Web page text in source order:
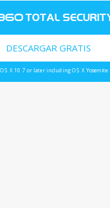
DESCARGAR GRATIS
OS X 10.7 or later including OS X Yosemite